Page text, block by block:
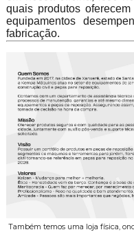
quais produtos
equipamentos
fabricação.
Também temos uma loja física,